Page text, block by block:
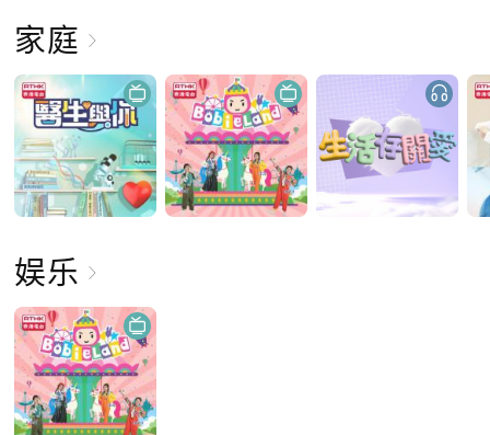
家庭
娱乐